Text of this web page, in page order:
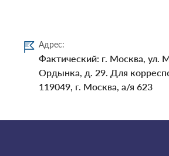
Адрес:
Фактический: г. Москва, ул.
Ордынка, д. 29. Для
119049, г. Москва, а/я 623